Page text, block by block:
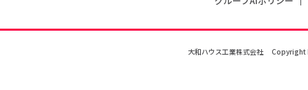
大和ハウス工業株式会社 Copyright